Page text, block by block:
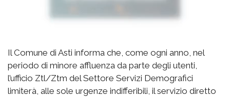
Il Comune di Asti informa che, come ogni anno, nel
periodo di minore affluenza da parte degli utenti,
l’ufficio Ztl/Ztm del Settore Servizi Demografici
limiterà, alle sole urgenze indifferibili, il servizio diretto